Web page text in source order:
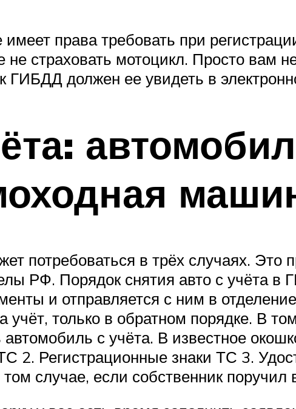
имеет права требовать при
не страховать мотоцикл. Просто вам
ГИБДД должен ее увидеть в
потребоваться в трёх случаях. Это
РФ. Порядок снятия авто с учёта
и отправляется с ним в
учёт, только в обратном порядке. В
с учёта. В известное
2. Регистрационные знаки ТС 3.
случае, если собственник